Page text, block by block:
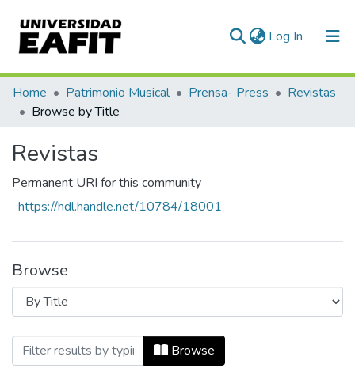
Log In (current)
Communities & Collections
All of DSpace
Home Patrimonio Musical Prensa- Press
Revistas
Browse by Title
Revistas
Permanent URI for this community
https://hdl.handle.net/10784/18001
Browse
Browsing Revistas by Title
Browse